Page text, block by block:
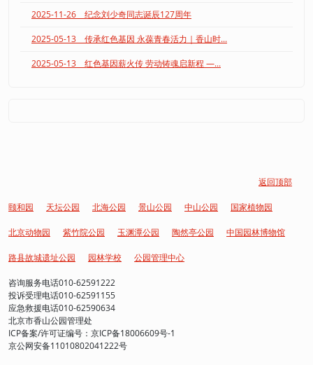
2025-11-26 纪念刘少奇同志诞辰127周年
2025-05-13 传承红色基因 永葆青春活力｜香山时...
2025-05-13 红色基因薪火传 劳动铸魂启新程 —...
返回顶部
颐和园 天坛公园 北海公园 景山公园 中山公园 国家植物园
北京动物园 紫竹院公园 玉渊潭公园 陶然亭公园 中国园林博物馆
路县故城遗址公园 园林学校 公园管理中心
咨询服务电话010-62591222
投诉受理电话010-62591155
应急救援电话010-62590634
北京市香山公园管理处
ICP备案/许可证编号：京ICP备18006609号-1
京公网安备11010802041222号